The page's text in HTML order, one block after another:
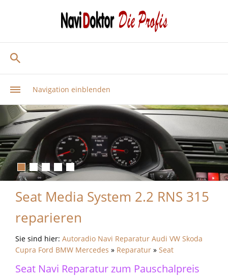
Navigation einblenden
Seat Media System 2.2 RNS 315
reparieren
Sie sind hier: Autoradio Navi Reparatur Audi VW Skoda
Cupra Ford BMW Mercedes » Reparatur » Seat
Seat Navi Reparatur zum Pauschalpreis